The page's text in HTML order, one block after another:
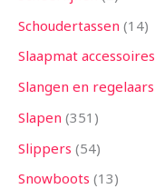
Schoudertassen 14
Slaapmat accessoires
Slangen en regelaars
Slapen 351
Slippers 54
Snowboots 13